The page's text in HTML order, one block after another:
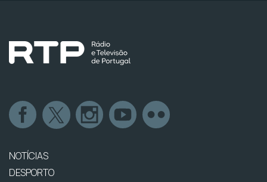
NOTÍCIAS
DESPORTO